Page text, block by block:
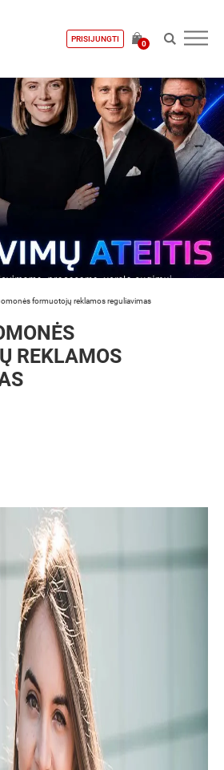
PRISIJUNGTI
0
formuotojų reklamos reguliavimas
REKLAMOS